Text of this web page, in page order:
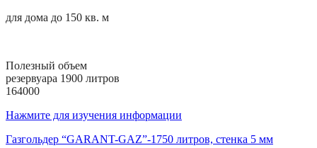
для дома до 150 кв. м
Полезный объем
резервуара 1900 литров
164000
Нажмите для изучения информации
Газгольдер “GARANT-GAZ”-1750 литров, стенка 5 мм